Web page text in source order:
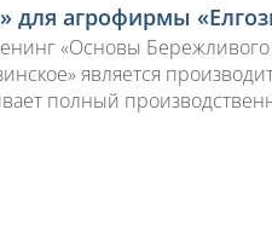
для агрофирмы
«Основы
является
полный